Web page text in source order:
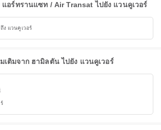
อร์ทรานแซท / Air Transat ไปยัง แวนคูเวอร์
ง แวนคูเวอร์
เติมจาก ฮามิลตัน ไปยัง แวนคูเวอร์